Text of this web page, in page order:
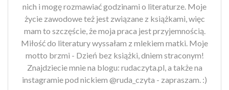
nich i mogę rozmawiać godzinami o literaturze. Moje
życie zawodowe też jest związane z książkami, więc
mam to szczęście, że moja praca jest przyjemnością.
Miłość do literatury wyssałam z mlekiem matki. Moje
motto brzmi - Dzień bez książki, dniem straconym!
Znajdziecie mnie na blogu: rudaczyta.pl, a także na
instagramie pod nickiem @ruda_czyta - zapraszam. :)